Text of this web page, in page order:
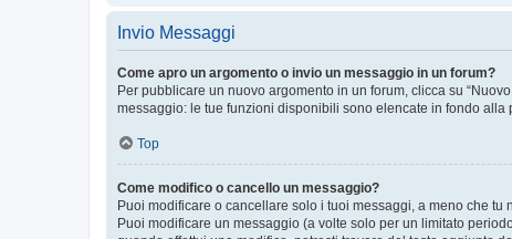
Invio Messaggi
Come apro un argomento o invio un messaggio in un forum?
Per pubblicare un nuovo argomento in un forum, clicca su
messaggio: le tue funzioni disponibili sono elencate in fondo alla
Top
Come modifico o cancello un messaggio?
Puoi modificare o cancellare solo i tuoi messaggi, a meno che
Puoi modificare un messaggio (a volte solo per un limitato